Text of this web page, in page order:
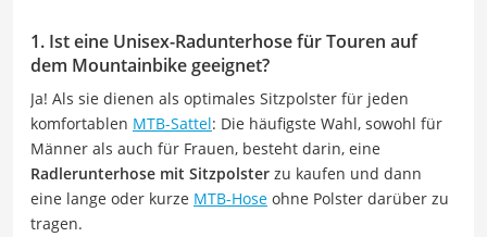
1. Ist eine Unisex-Radunterhose für Touren auf
dem Mountainbike geeignet?
Ja! Als sie dienen als optimales Sitzpolster für jeden
komfortablen MTB-Sattel: Die häufigste Wahl, sowohl für
Männer als auch für Frauen, besteht darin, eine
Radlerunterhose mit Sitzpolster zu kaufen und dann
eine lange oder kurze MTB-Hose ohne Polster darüber zu
tragen.